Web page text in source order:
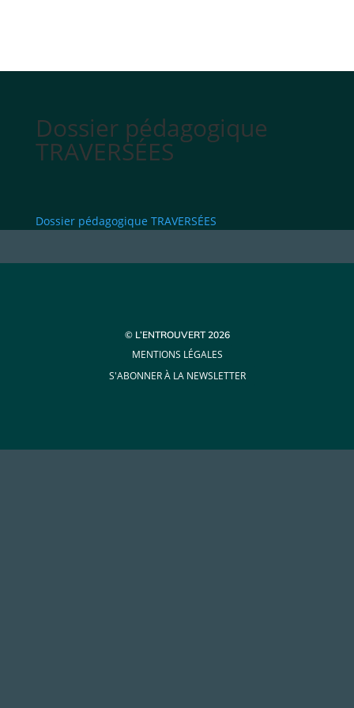
Dossier pédagogique
TRAVERSÉES
Dossier pédagogique TRAVERSÉES
© L’ENTROUVERT 2026
MENTIONS LÉGALES
S'ABONNER À LA NEWSLETTER